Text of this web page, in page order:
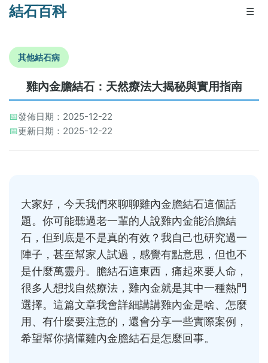
結石百科 ☰
其他結石病
雞內金膽結石：天然療法大揭秘與實用指南
📅發佈日期：2025-12-22
📅更新日期：2025-12-22
大家好，今天我們來聊聊雞內金膽結石這個話
題。你可能聽過老一輩的人說雞內金能治膽結
石，但到底是不是真的有效？我自己也研究過一
陣子，甚至幫家人試過，感覺有點意思，但也不
是什麼萬靈丹。膽結石這東西，痛起來要人命，
很多人想找自然療法，雞內金就是其中一種熱門
選擇。這篇文章我會詳細講講雞內金是啥、怎麼
用、有什麼要注意的，還會分享一些實際案例，
希望幫你搞懂雞內金膽結石是怎麼回事。